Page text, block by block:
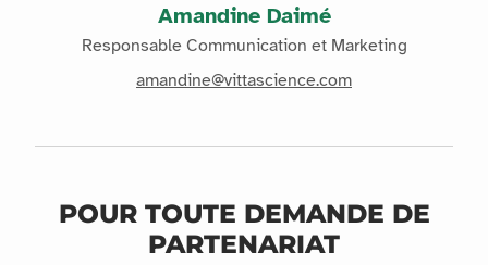
Amandine Daimé
Responsable Communication et Marketing
amandine@vittascience.com
POUR TOUTE DEMANDE DE
PARTENARIAT